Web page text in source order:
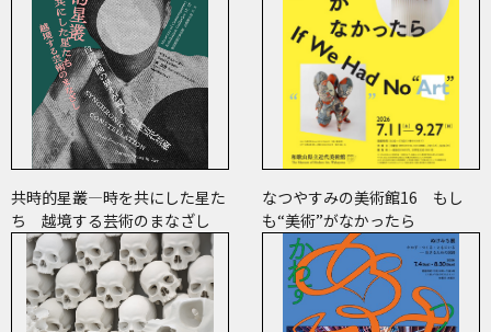
共時的星叢―時を共にした星た
ち 越境する芸術のまなざし
なつやすみの美術館16 もし
も“美術”がなかったら